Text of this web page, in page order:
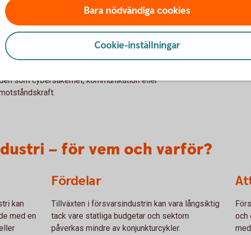
sig mot bolag inom försvars- och
försvarsfonder. Vissa fokuserar på
utrustning och teknik för militärt
som cybersäkerhet, kommunikation eller
– för vem och varför?
kan
med en
Fördelar
Tillväxten i försvarsindustrin kan vara långsiktig
tack vare statliga budgetar och sektorn
påverkas mindre av konjunkturcykler.
och
Bara nödvändiga cookies
Cookie-inställningar